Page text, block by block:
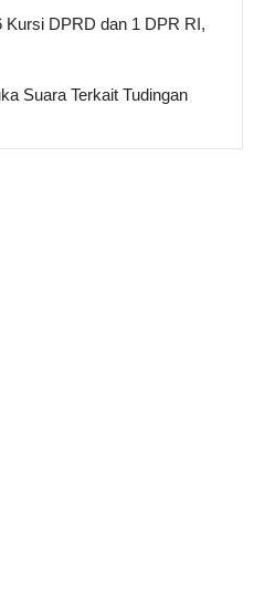
Kursi DPRD dan 1 DPR RI,
Suara Terkait Tudingan